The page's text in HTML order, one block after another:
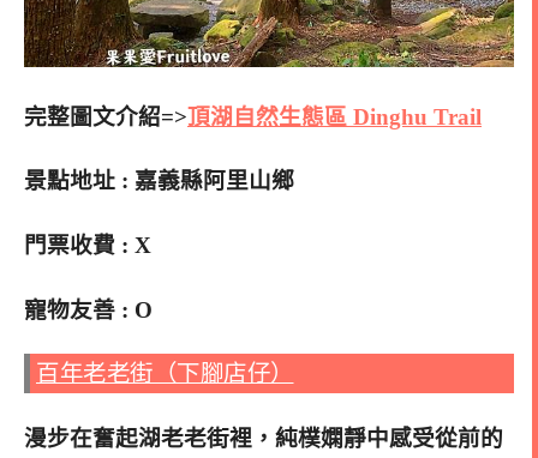
完整圖文介紹=>頂湖自然生態區 Dinghu Trail
景點地址 : 嘉義縣阿里山鄉
門票收費 : X
寵物友善 : O
百年老老街（下腳店仔）
漫步在奮起湖老老街裡，純樸嫻靜中感受從前的